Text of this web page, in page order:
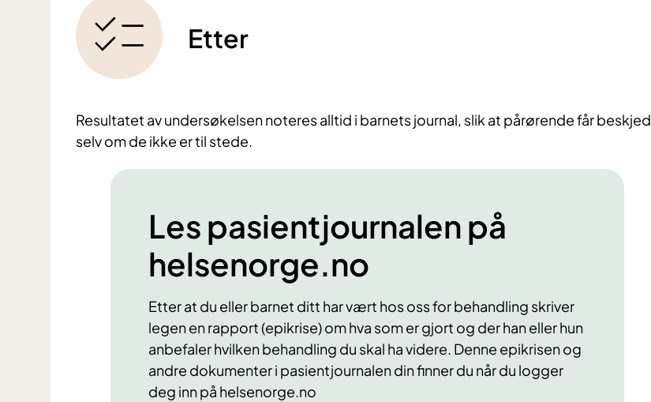
Etter
Resultatet av undersøkelsen noteres alltid i barnets journal, slik at pårørende får beskjed
selv om de ikke er til stede.
Les pasientjournalen på
helsenorge.no
Etter at du eller barnet ditt har vært hos oss for behandling skriver
legen en rapport (epikrise) om hva som er gjort og der han eller hun
anbefaler hvilken behandling du skal ha videre. Denne epikrisen og
andre dokumenter i pasientjournalen din finner du når du logger
deg inn på helsenorge.no